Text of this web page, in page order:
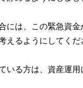
には、この緊急資
えるようにしてくだ
いる方は、資産運用